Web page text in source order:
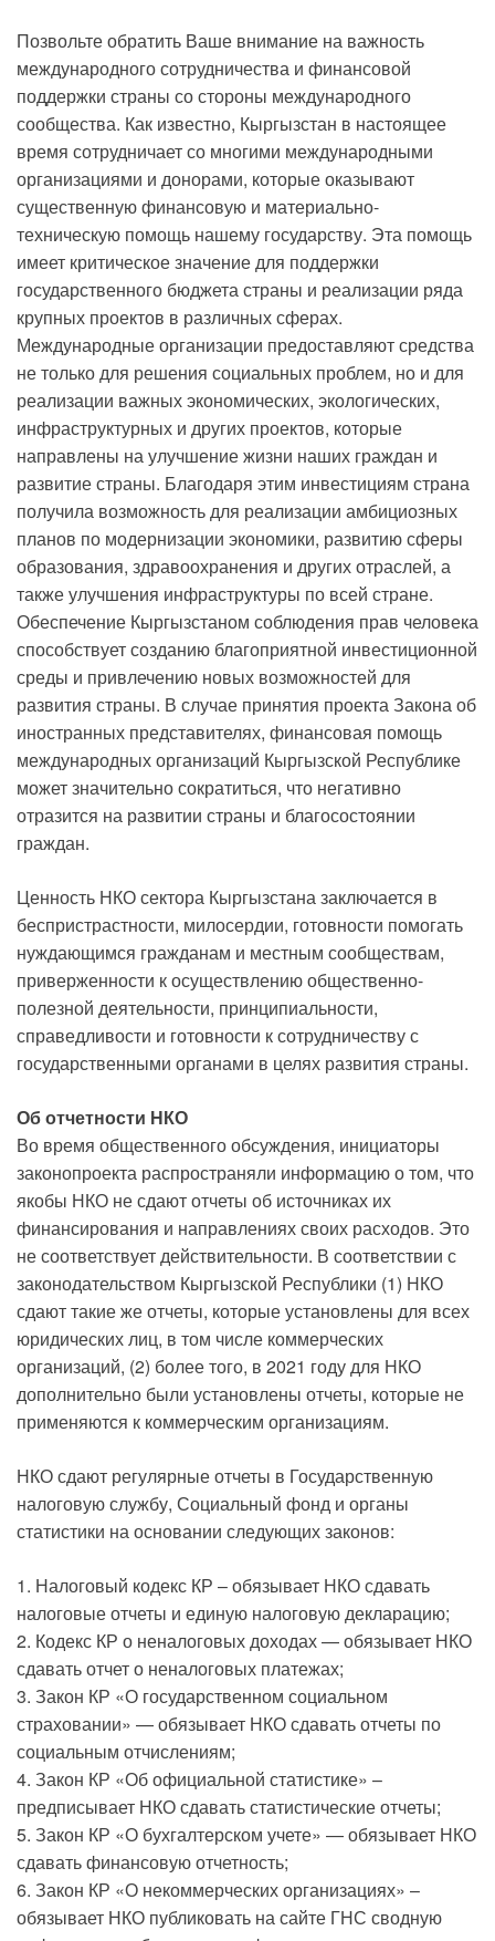
Позвольте обратить Ваше внимание на важность
международного сотрудничества и финансовой
поддержки страны со стороны международного
сообщества. Как известно, Кыргызстан в настоящее
время сотрудничает со многими международными
организациями и донорами, которые оказывают
существенную финансовую и материально-
техническую помощь нашему государству. Эта помощь
имеет критическое значение для поддержки
государственного бюджета страны и реализации ряда
крупных проектов в различных сферах.
Международные организации предоставляют средства
не только для решения социальных проблем, но и для
реализации важных экономических, экологических,
инфраструктурных и других проектов, которые
направлены на улучшение жизни наших граждан и
развитие страны. Благодаря этим инвестициям страна
получила возможность для реализации амбициозных
планов по модернизации экономики, развитию сферы
образования, здравоохранения и других отраслей, а
также улучшения инфраструктуры по всей стране.
Обеспечение Кыргызстаном соблюдения прав человека
способствует созданию благоприятной инвестиционной
среды и привлечению новых возможностей для
развития страны. В случае принятия проекта Закона об
иностранных представителях, финансовая помощь
международных организаций Кыргызской Республике
может значительно сократиться, что негативно
отразится на развитии страны и благосостоянии
граждан.
Ценность НКО сектора Кыргызстана заключается в
беспристрастности, милосердии, готовности помогать
нуждающимся гражданам и местным сообществам,
приверженности к осуществлению общественно-
полезной деятельности, принципиальности,
справедливости и готовности к сотрудничеству с
государственными органами в целях развития страны.
Об отчетности НКО
Во время общественного обсуждения, инициаторы
законопроекта распространяли информацию о том, что
якобы НКО не сдают отчеты об источниках их
финансирования и направлениях своих расходов. Это
не соответствует действительности. В соответствии с
законодательством Кыргызской Республики (1) НКО
сдают такие же отчеты, которые установлены для всех
юридических лиц, в том числе коммерческих
организаций, (2) более того, в 2021 году для НКО
дополнительно были установлены отчеты, которые не
применяются к коммерческим организациям.
НКО сдают регулярные отчеты в Государственную
налоговую службу, Социальный фонд и органы
статистики на основании следующих законов:
1. Налоговый кодекс КР – обязывает НКО сдавать
налоговые отчеты и единую налоговую декларацию;
2. Кодекс КР о неналоговых доходах — обязывает НКО
сдавать отчет о неналоговых платежах;
3. Закон КР «О государственном социальном
страховании» — обязывает НКО сдавать отчеты по
социальным отчислениям;
4. Закон КР «Об официальной статистике» –
предписывает НКО сдавать статистические отчеты;
5. Закон КР «О бухгалтерском учете» — обязывает НКО
сдавать финансовую отчетность;
6. Закон КР «О некоммерческих организациях» –
обязывает НКО публиковать на сайте ГНС сводную